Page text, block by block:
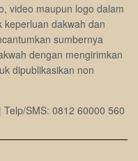
video maupun logo dalam
keperluan dakwah dan
sumbernya
dengan mengirimkan
dipublikasikan non
| Telp/SMS: 0812 60000 560